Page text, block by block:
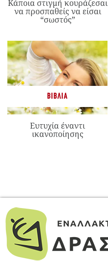
Κάποια στιγμή κουράζεσαι
να προσπαθείς να είσαι
“σωστός”
ΒΙΒΛΊΑ
Ευτυχία έναντι
ικανοποίησης